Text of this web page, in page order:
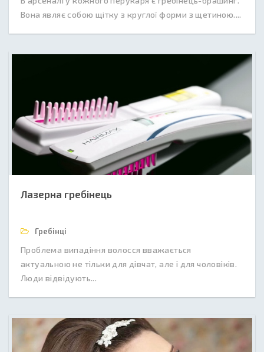
Вона являє собою щітку з круглої форми з щетиною....
Лазерна гребінець
Гребінці
Проблема випадіння волосся вважається
актуальною не тільки для дівчат, але і для чоловіків.
Люди відвідують...